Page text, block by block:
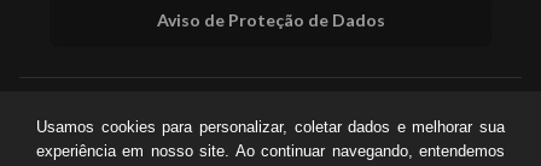
Aviso de Proteção de Dados
Usamos cookies para personalizar, coletar dados e melhorar sua
experiência em nosso site. Ao continuar navegando, entendemos